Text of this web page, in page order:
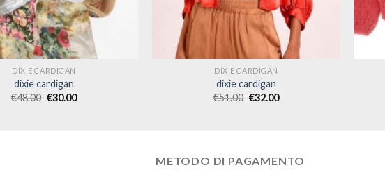
DIXIE CARDIGAN
dixie cardigan
€48.00 €30.00
DIXIE CARDIGAN
dixie cardigan
€51.00 €32.00
METODO DI PAGAMENTO